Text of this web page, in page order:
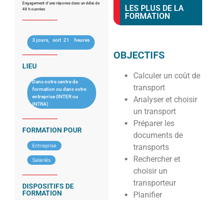
Engagement d’une réponse dans un délai de
48 h ouvrées
3 jours, soit 21 heures
LIEU
Dans notre centre de
formation ou dans votre
entreprise (INTER ou
INTRA)
FORMATION POUR
Entreprise
Salariés
DISPOSITIFS DE
FORMATION
LES PLUS DE LA
FORMATION
OBJECTIFS
Calculer un coût de
transport
Analyser et choisir
un transport
Préparer les
documents de
transports
Rechercher et
choisir un
transporteur
Planifier